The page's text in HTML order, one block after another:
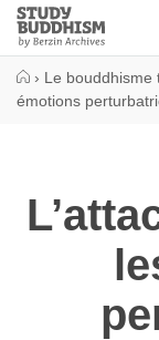
Close
Study
Buddhism
› Le bouddhisme
émotions